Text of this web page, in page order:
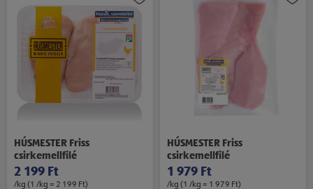
HÚSMESTER Friss
csirkemellfilé
2 199 Ft
/kg (1 /kg = 2 199 Ft)
HÚSMESTER Friss
csirkemellfilé
1 979 Ft
/kg (1 /kg = 1 979 Ft)